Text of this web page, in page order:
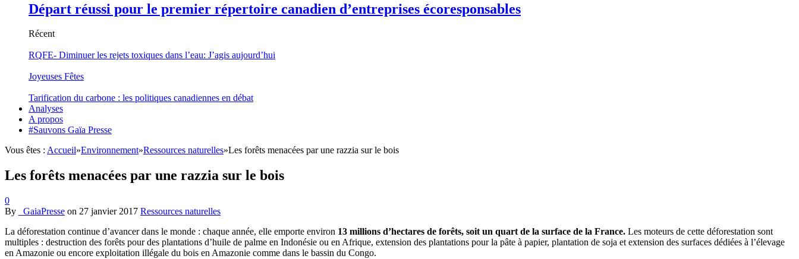
Départ réussi pour le premier répertoire canadien d’entreprises écoresponsables
Récent
RQFE- Diminuer les rejets toxiques dans l’eau: J’agis aujourd’hui
Joyeuses Fêtes
Tarification du carbone : les politiques canadiennes en débat
Analyses
A propos
#Sauvons Gaïa Presse
Vous êtes : Accueil»Environnement»Ressources naturelles»Les forêts menacées par une razzia sur le bois
Les forêts menacées par une razzia sur le bois
0
By
_GaiaPresse on 27 janvier 2017 Ressources naturelles
La déforestation continue d’avancer dans le monde : chaque année, elle emporte environ 13 millions d’hectares de forêts, soit un quart de la surface de la France. Les moteurs de cette déforestation sont
multiples : destruction des forêts pour des plantations d’huile de palme en Indonésie ou en Afrique, extension des plantations pour la pâte à papier, plantation de soja et extension des surfaces dédiées à l’élevage
en Amazonie ou encore exploitation illégale du bois en Amazonie comme dans le bassin du Congo.